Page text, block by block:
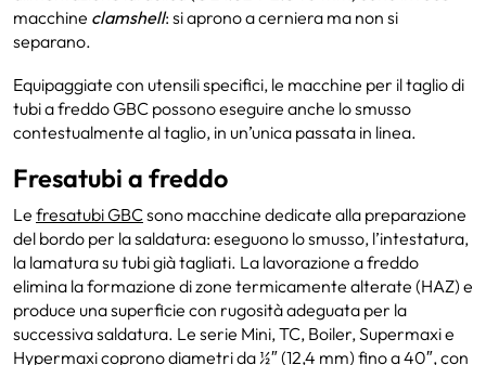
macchine clamshell: si aprono a cerniera ma non si
separano.
Equipaggiate con utensili specifici, le macchine per il taglio di
tubi a freddo GBC possono eseguire anche lo smusso
contestualmente al taglio, in un’unica passata in linea.
Fresatubi a freddo
Le fresatubi GBCsono macchine dedicate alla preparazione
del bordo per la saldatura: eseguono lo smusso, l’intestatura,
la lamatura su tubi già tagliati. La lavorazione a freddo
elimina la formazione di zone termicamente alterate (HAZ) e
produce una superficie con rugosità adeguata per la
successiva saldatura. Le serie Mini, TC, Boiler, Supermaxi e
Hypermaxi coprono diametri da ½″ (12,4 mm) fino a 40″, con